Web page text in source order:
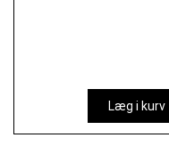
Læg i kurv